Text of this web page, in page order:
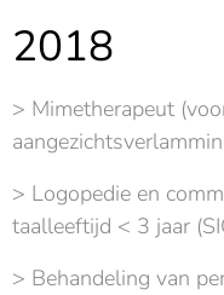
2018
> Mimetherapeut
> Logopedie en
taalleeftijd < 3 jaar
> Behandeling van